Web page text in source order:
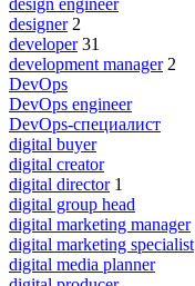
designer 2
developer 31
development manager 2
DevOps
DevOps engineer
DevOps-специалист
digital buyer
digital creator
digital director 1
digital group head
digital marketing manager
digital marketing specialist
digital media planner